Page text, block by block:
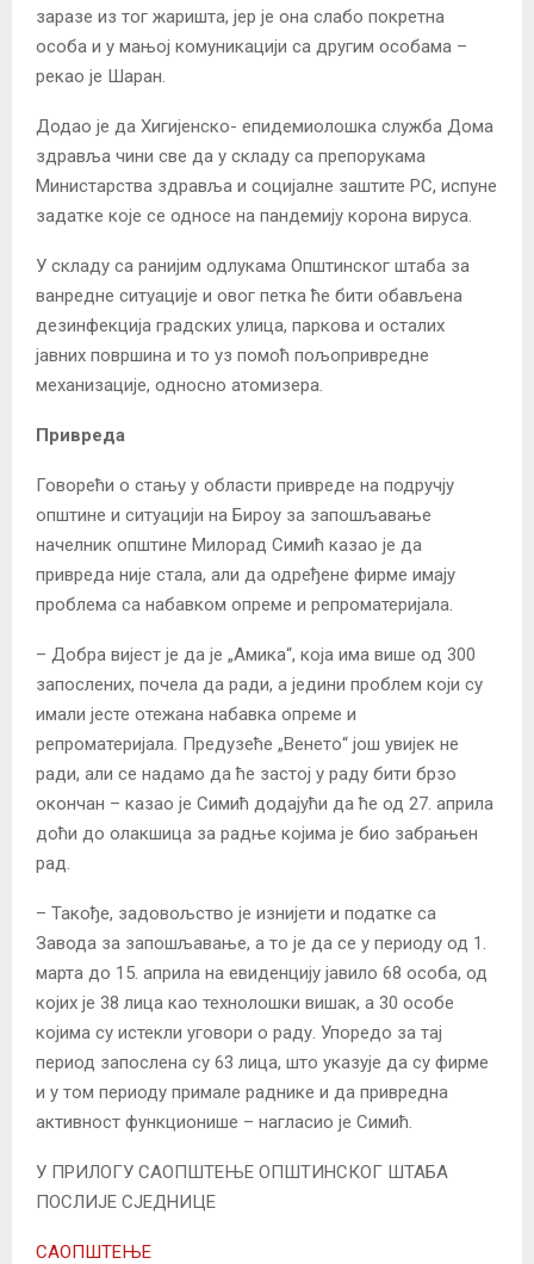
заразе из тог жаришта, јер је она слабо покретна
особа и у мањој комуникацији са другим особама –
рекао је Шаран.
Додао је да Хигијенско- епидемиолошка служба Дома
здравља чини све да у складу са препорукама
Министарства здравља и социјалне заштите РС, испуне
задатке које се односе на пандемију корона вируса.
У складу са ранијим одлукама Општинског штаба за
ванредне ситуације и овог петка ће бити обављена
дезинфекција градских улица, паркова и осталих
јавних површина и то уз помоћ пољопривредне
механизације, односно атомизера.
Привреда
Говорећи о стању у области привреде на подручју
општине и ситуацији на Бироу за запошљавање
начелник општине Милорад Симић казао је да
привреда није стала, али да одређене фирме имају
проблема са набавком опреме и репроматеријала.
– Добра вијест је да је „Амика“, која има више од 300
запослених, почела да ради, а једини проблем који су
имали јесте отежана набавка опреме и
репроматеријала. Предузеће „Венето“ још увијек не
ради, али се надамо да ће застој у раду бити брзо
окончан – казао је Симић додајући да ће од 27. априла
доћи до олакшица за радње којима је био забрањен
рад.
– Такође, задовољство је изнијети и податке са
Завода за запошљавање, а то је да се у периоду од 1.
марта до 15. априла на евиденцију јавило 68 особа, од
којих је 38 лица као технолошки вишак, а 30 особе
којима су истекли уговори о раду. Упоредо за тај
период запослена су 63 лица, што указује да су фирме
и у том периоду примале раднике и да привредна
активност функционише – нагласио је Симић.
У ПРИЛОГУ САОПШТЕЊЕ ОПШТИНСКОГ ШТАБА
ПОСЛИЈЕ СЈЕДНИЦЕ
САОПШТЕЊЕ